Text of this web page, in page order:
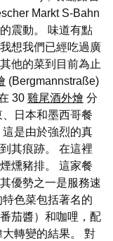
Markt S-Bahn
震動。 味道有點
想我們已經吃過廣
他的菜到目前為止
(Bergmannstraße)
30 雞尾酒外燴 分
日本和墨西哥餐
是由於強烈的真
其痕跡。 在這裡
燻豬排。 這家餐
優勢之一是服務速
色菜包括著名的
茄醬）和咖哩，配
轉變的結果。 對